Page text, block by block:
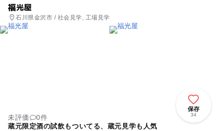
福光屋
石川県金沢市 / 社会見学, 工場見学
保存
34
未評価
0件
蔵元限定酒の試飲もついてる、蔵元見学も人気